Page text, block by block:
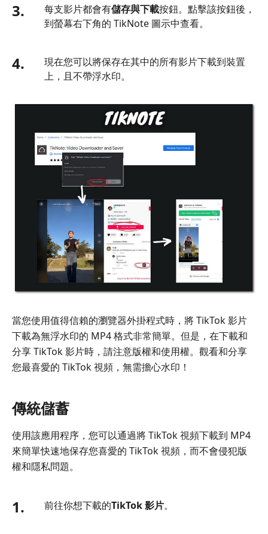
3. 每支影片都會有儲存與下載按鈕。點擊該按鈕後，
到螢幕右下角的 TikNote 圖示中查看。
4.
現在您可以將保存在其中的所有影片下載到裝置
上，且不帶浮水印。
當您使用值得信賴的瀏覽器外掛程式時，將 TikTok 影片
下載為無浮水印的 MP4 格式非常簡單。但是，在下載和
分享 TikTok 影片時，請注意版權和使用權。觀看和分享
您最喜愛的 TikTok 視頻，無需擔心水印！
傳統儲蓄
使用該應用程序，您可以通過將 TikTok 視頻下載到 MP4
來簡單快速地保存您喜愛的 TikTok 視頻，而不會侵犯版
權和隱私問題。
1. 前往你想下載的TikTok 影片。